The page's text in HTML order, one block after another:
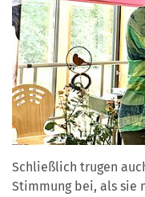
Schließlich trugen
Stimmung bei, als sie